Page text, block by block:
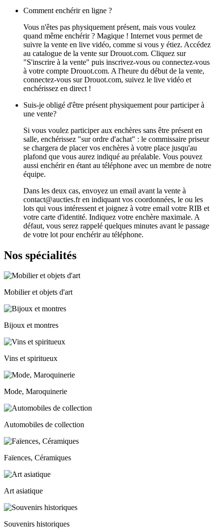
Comment enchérir en ligne ?
Vous n'êtes pas physiquement présent, mais vous voulez
quand même enchérir ? Magique ! Internet vous permet de
suivre la vente en live vidéo, comme si vous y étiez. Accédez
au catalogue de la vente sur Drouot.com. Cliquez sur
"S'inscrire à la vente" puis inscrivez-vous ou connectez-vous
à votre compte Drouot.com. A l'heure du début de la vente,
connectez-vous sur Drouot.com, suivez le live vidéo et
enchérissez en direct !
Suis-je obligé d'être présent physiquement pour participer à
une vente?
Si vous voulez participer aux enchères sans être présent en
salle, enchérissez "sur ordre d'achat" : le commissaire priseur
se chargera de placer vos enchères à votre place jusqu'au
plafond que vous aurez indiqué au préalable. Vous pouvez
aussi enchérir en étant au téléphone avec un membre de notre
équipe.
Dans les deux cas, envoyez un email avant la vente à
contact@aucties.fr en indiquant vos coordonnées, le ou les
lots qui vous intéressent et joignez à votre email votre RIB et
votre carte d'identité. Indiquez votre enchère maximale. A
défaut, vous serez rappelé quelques minutes avant le passage
de votre lot pour enchérir au téléphone.
Nos spécialités
Mobilier et objets d'art
Bijoux et montres
Vins et spiritueux
Mode, Maroquinerie
Automobiles de collection
Faïences, Céramiques
Art asiatique
Souvenirs historiques